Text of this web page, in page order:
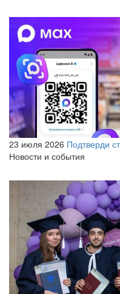
23 июля 2026 Подтверди
Новости и события